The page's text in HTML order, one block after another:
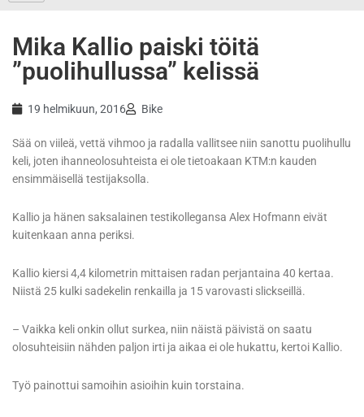
Mika Kallio paiski töitä
”puolihullussa” kelissä
19 helmikuun, 2016 Bike
Sää on viileä, vettä vihmoo ja radalla vallitsee niin sanottu puolihullu
keli, joten ihanneolosuhteista ei ole tietoakaan KTM:n kauden
ensimmäisellä testijaksolla.
Kallio ja hänen saksalainen testikollegansa Alex Hofmann eivät
kuitenkaan anna periksi.
Kallio kiersi 4,4 kilometrin mittaisen radan perjantaina 40 kertaa.
Niistä 25 kulki sadekelin renkailla ja 15 varovasti slickseillä.
– Vaikka keli onkin ollut surkea, niin näistä päivistä on saatu
olosuhteisiin nähden paljon irti ja aikaa ei ole hukattu, kertoi Kallio.
Työ painottui samoihin asioihin kuin torstaina.